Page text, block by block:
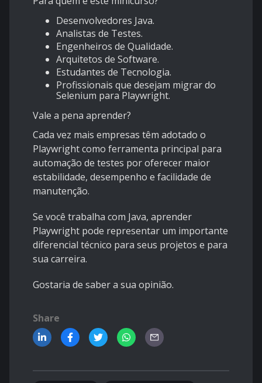
Desenvolvedores Java.
Analistas de Testes.
Engenheiros de Qualidade.
Arquitetos de Software.
Estudantes de Tecnologia.
Profissionais que desejam migrar do
Selenium para Playwright.
Vale a pena aprender?
Cada vez mais empresas têm adotado o
Playwright como ferramenta principal para
automação de testes por oferecer maior
estabilidade, desempenho e facilidade de
manutenção.
Se você trabalha com Java, aprender
Playwright pode representar um importante
diferencial técnico para seus projetos e para
sua carreira.
Gostaria de saber a sua opinião.
Share